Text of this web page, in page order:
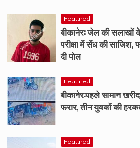
Featured
बीकानेर: जेल की सलाखों
परीक्षा में सेंध की
दी पोल
Featured
बीकानेर:पहले सामान
फरार, तीन युवकों की
Featured